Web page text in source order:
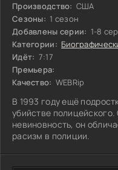
Производство: США
Сезоны: 1 сезон
Добавлены серии: 1-8
Категории:
Идёт: 7:17
Премьера:
Качество: WEBRip
В 1993 году ещё
убийстве
невиновность, он
расизм в полиции.